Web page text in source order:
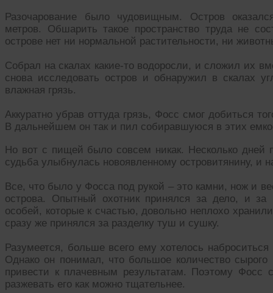
Разочарование было чудовищным. Остров
метров. Обшарить такое пространство труда не
острове нет ни нормальной растительности, ни
Собрал на скалах какие-то водоросли, и сложил их
снова исследовать остров и обнаружил в скалах
влажная грязь.
Аккуратно убрав оттуда грязь, Фосс смог добиться
В дальнейшем он так и пил собиравшуюся в этих
Но вот с пищей было совсем никак. Несколько дней
судьба улыбнулась новоявленному островитянину, и
Все, что было у Фосса под рукой – это камни, нож и
острова. Опытный охотник принялся за дело, и за
особей, которые к счастью, довольно неплохо
сразу же принялся за разделку туш и сушку.
Разумеется, больше всего ему хотелось
Однако он понимал, что большое количество
привести к плачевным результатам. Поэтому Фосс
разжевать его как можно тщательнее.